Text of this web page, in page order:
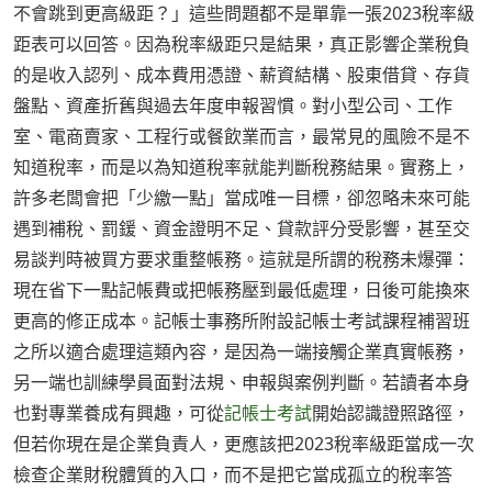
不會跳到更高級距？」這些問題都不是單靠一張2023稅率級
距表可以回答。因為稅率級距只是結果，真正影響企業稅負
的是收入認列、成本費用憑證、薪資結構、股東借貸、存貨
盤點、資產折舊與過去年度申報習慣。對小型公司、工作
室、電商賣家、工程行或餐飲業而言，最常見的風險不是不
知道稅率，而是以為知道稅率就能判斷稅務結果。實務上，
許多老闆會把「少繳一點」當成唯一目標，卻忽略未來可能
遇到補稅、罰鍰、資金證明不足、貸款評分受影響，甚至交
易談判時被買方要求重整帳務。這就是所謂的稅務未爆彈：
現在省下一點記帳費或把帳務壓到最低處理，日後可能換來
更高的修正成本。記帳士事務所附設記帳士考試課程補習班
之所以適合處理這類內容，是因為一端接觸企業真實帳務，
另一端也訓練學員面對法規、申報與案例判斷。若讀者本身
也對專業養成有興趣，可從記帳士考試開始認識證照路徑，
但若你現在是企業負責人，更應該把2023稅率級距當成一次
檢查企業財稅體質的入口，而不是把它當成孤立的稅率答